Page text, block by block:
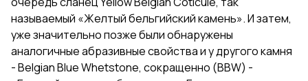
называемый «Желтый бельгийский камень». И затем,
уже значительно позже были обнаружены
аналогичные абразивные свойства и у другого камня
- Belgian Blue Whetstone, сокращенно (BBW) -